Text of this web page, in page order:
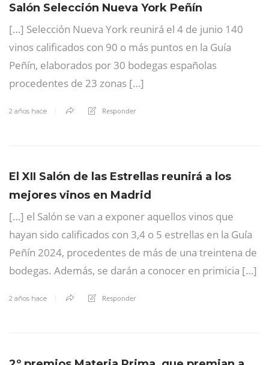
Salón Selección Nueva York Peñín
[…] Selección Nueva York reunirá el 4 de junio 140
vinos calificados con 90 o más puntos en la Guía
Peñín, elaborados por 30 bodegas españolas
procedentes de 23 zonas […]
2 años hace Responder
El XII Salón de las Estrellas reunirá a los
mejores vinos en Madrid
[…] el Salón se van a exponer aquellos vinos que
hayan sido calificados con 3,4 o 5 estrellas en la Guía
Peñín 2024, procedentes de más de una treintena de
bodegas. Además, se darán a conocer en primicia […]
2 años hace Responder